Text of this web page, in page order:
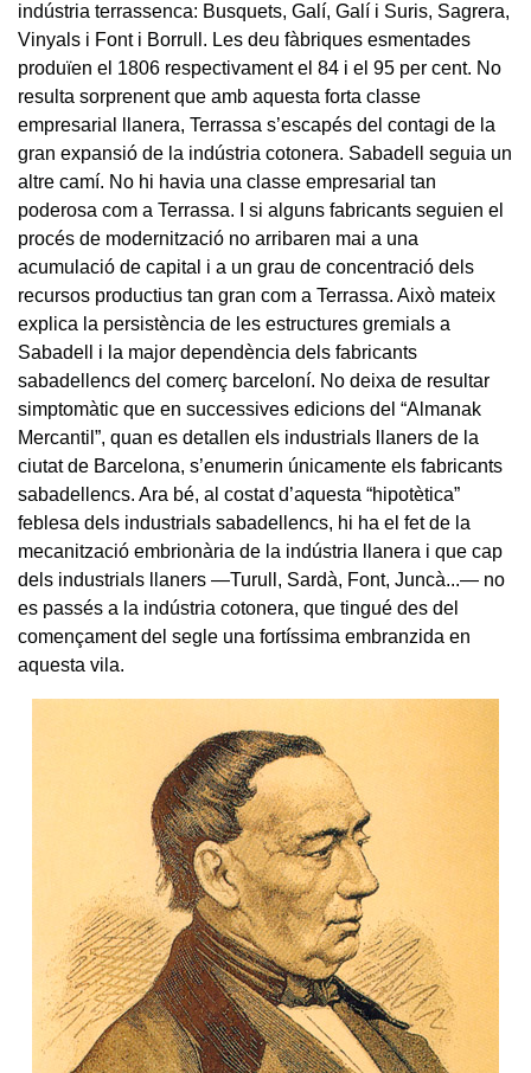
indústria terrassenca: Busquets, Galí, Galí i Suris, Sagrera,
Vinyals i Font i Borrull. Les deu fàbriques esmentades
produïen el 1806 respectivament el 84 i el 95 per cent. No
resulta sorprenent que amb aquesta forta classe
empresarial llanera, Terrassa s’escapés del contagi de la
gran expansió de la indústria cotonera. Sabadell seguia un
altre camí. No hi havia una classe empresarial tan
poderosa com a Terrassa. I si alguns fabricants seguien el
procés de modernització no arribaren mai a una
acumulació de capital i a un grau de concentració dels
recursos productius tan gran com a Terrassa. Això mateix
explica la persistència de les estructures gremials a
Sabadell i la major dependència dels fabricants
sabadellencs del comerç barceloní. No deixa de resultar
simptomàtic que en successives edicions del “Almanak
Mercantil”, quan es detallen els industrials llaners de la
ciutat de Barcelona, s’enumerin únicamente els fabricants
sabadellencs. Ara bé, al costat d’aquesta “hipotètica”
feblesa dels industrials sabadellencs, hi ha el fet de la
mecanització embrionària de la indústria llanera i que cap
dels industrials llaners —Turull, Sardà, Font, Juncà...— no
es passés a la indústria cotonera, que tingué des del
començament del segle una fortíssima embranzida en
aquesta vila.